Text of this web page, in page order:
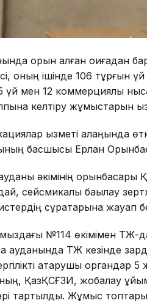
орын алған оқиғадан
оның ішінде 106 тұрғын
мен 12 коммерциялық
келтіру жұмыстарын
қызметі алаңында
басшысы Ерлан
ауданы әкімінің
сейсмикалық бақылау
сұрақтарына жауап
№114 өкімімен ТЖ-
ауданында ТЖ кезінде
атқарушы
ҚазҚСҒЗИ, жобалау
тартылды. Жұмыс топтары